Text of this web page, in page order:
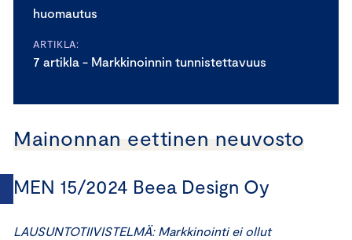
huomautus
ARTIKLA:
7 artikla - Markkinoinnin tunnistettavuus
Mainonnan eettinen neuvosto
MEN 15/2024 Beea Design Oy
LAUSUNTOTIIVISTELMÄ: Markkinointi ei ollut